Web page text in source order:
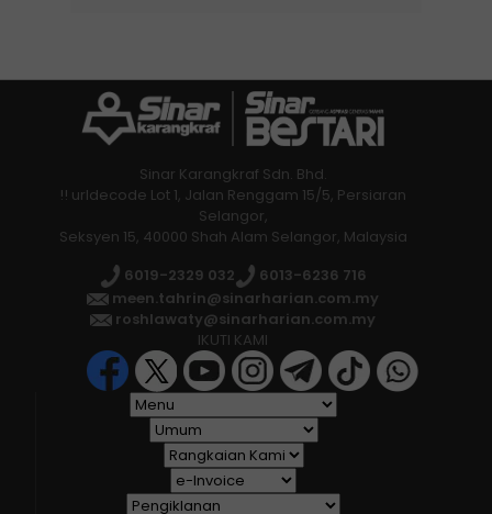
Sinar Karangkraf Sdn. Bhd.
!! urldecode Lot 1, Jalan Renggam 15/5, Persiaran
Selangor,
Seksyen 15, 40000 Shah Alam Selangor, Malaysia
6019-2329 032
6013-6236 716
meen.tahrin@sinarharian.com.my
roshlawaty@sinarharian.com.my
IKUTI KAMI